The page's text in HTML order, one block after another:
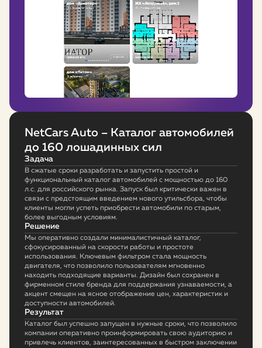
NetCars Auto – Каталог автомобилей
до 160 лошадинных сил
Задача
В сжатые сроки разработать и запустить простой и
функциональный каталог автомобилей с мощностью до 160
л.с. для российского рынка. Запуск был критически важен в
связи с предстоящим введением нового утильсбора, чтобы
клиенты могли успеть приобрести автомобили по старым,
более выгодным условиям.
Решение
Мы оперативно создали минималистичный каталог,
сфокусированный на скорости работы и простоте
использования. Ключевым фильтром стала мощность
двигателя, что позволило пользователям мгновенно
находить подходящие варианты. Дизайн был сохранен в
фирменном стиле бренда для поддержания узнаваемости, а
акцент смещен на ясное отображение цен, характеристик и
доступности автомобилей.
Результат
Каталог был успешно запущен в нужные сроки, что позволило
компании оперативно проинформировать свою аудиторию и
привлечь клиентов, заинтересованных в быстром заключении